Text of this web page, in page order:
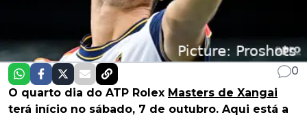
0
O quarto dia do ATP Rolex Masters de Xangai
terá início no sábado, 7 de outubro. Aqui está a